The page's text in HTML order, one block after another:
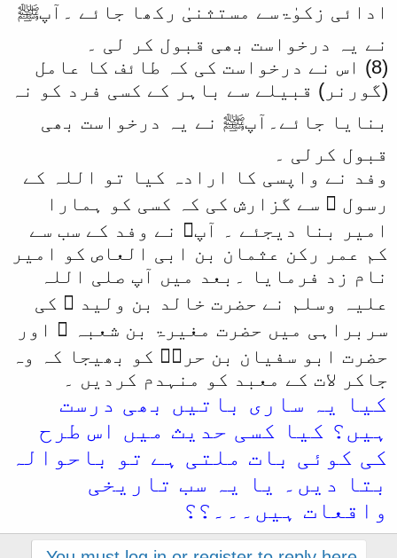
ادائی زکوٰۃسے مستثنیٰ رکھا جائے ۔آپﷺ
نے یہ درخواست بھی قبول کر لی ۔
(8) اس نے درخواست کی کہ طائف کا عامل
(گورنر) قبیلے سے باہر کے کسی فرد کو نہ
بنایا جائے۔آپﷺ نے یہ درخواست بھی
قبول کرلی ۔
وفد نے واپسی کا ارادہ کیا تو اللہ کے
رسول ﷺ سے گزارش کی کہ کسی کو ہمارا
امیر بنا دیجئے ۔ آپﷺ نے وفد کے سب سے
کم عمر رکن عثمان بن ابی العاص کو امیر
نام زد فرمایا ۔بعد میں آپ صلی اللہ
علیہ وسلم نے حضرت خالد بن ولید ؓ کی
سربراہی میں حضرت مغیرۃ بن شعبہ ؓ اور
حضرت ابو سفیان بن حربؓ کو بھیجا کہ وہ
جاکر لات کے معبد کو منہدم کردیں ۔
کیا یہ ساری باتیں بھی درست
ہیں؟ کیا کسی حدیث میں اس طرح
کی کوئی بات ملتی ہے تو باحوالہ
بتا دیں۔ یا یہ سب تاریخی
واقعات ہیں۔۔۔؟؟